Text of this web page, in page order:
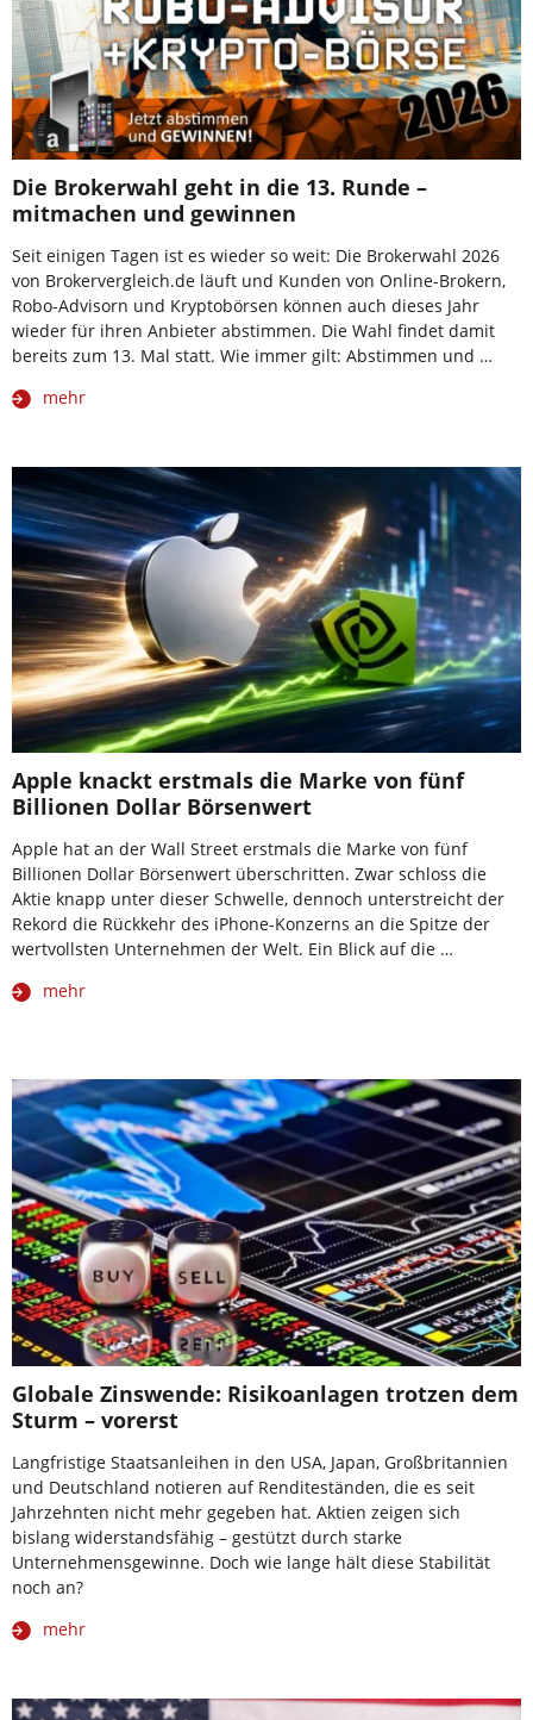
Die Brokerwahl geht in die 13. Runde –
mitmachen und gewinnen
Seit einigen Tagen ist es wieder so weit: Die Brokerwahl 2026
von Brokervergleich.de läuft und Kunden von Online-Brokern,
Robo-Advisorn und Kryptobörsen können auch dieses Jahr
wieder für ihren Anbieter abstimmen. Die Wahl findet damit
bereits zum 13. Mal statt. Wie immer gilt: Abstimmen und …
mehr
Apple knackt erstmals die Marke von fünf
Billionen Dollar Börsenwert
Apple hat an der Wall Street erstmals die Marke von fünf
Billionen Dollar Börsenwert überschritten. Zwar schloss die
Aktie knapp unter dieser Schwelle, dennoch unterstreicht der
Rekord die Rückkehr des iPhone-Konzerns an die Spitze der
wertvollsten Unternehmen der Welt. Ein Blick auf die …
mehr
Globale Zinswende: Risikoanlagen trotzen dem
Sturm – vorerst
Langfristige Staatsanleihen in den USA, Japan, Großbritannien
und Deutschland notieren auf Renditeständen, die es seit
Jahrzehnten nicht mehr gegeben hat. Aktien zeigen sich
bislang widerstandsfähig – gestützt durch starke
Unternehmensgewinne. Doch wie lange hält diese Stabilität
noch an?
mehr